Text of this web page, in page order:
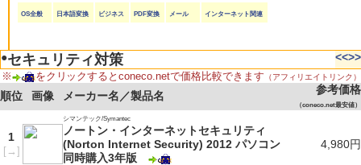
OS全般 日本語変換 ビジネス PDF変換 メール インターネット関連
●セキュリティ対策 <<>>
※ をクリックするとconeco.netで価格比較できます （アフィリエイトリンク）
順位 画像 メーカー名／製品名 参考価格
（coneco.net最安値）
1
[→ ]
シマンテック/Symantec
ノートン・インターネットセキュリティ
(Norton Internet Security) 2012 パソコン
同時購入3年版
4,980円